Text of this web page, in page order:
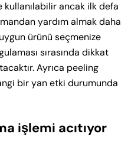
ancak ilk defa
yardım almak daha
ürünü seçmenize
sırasında dikkat
Ayrıca peeling
bir yan etki durumunda
işlemi acıtıyor